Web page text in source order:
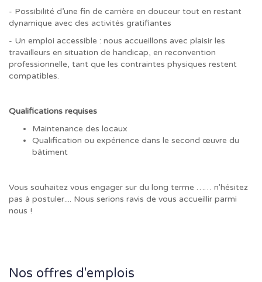
- Possibilité d’une fin de carrière en douceur tout en restant
dynamique avec des activités gratifiantes
- Un emploi accessible : nous accueillons avec plaisir les
travailleurs en situation de handicap, en reconvention
professionnelle, tant que les contraintes physiques restent
compatibles.
Qualifications requises
Maintenance des locaux
Qualification ou expérience dans le second œuvre du
bâtiment
Vous souhaitez vous engager sur du long terme …… n'hésitez
pas à postuler.... Nous serions ravis de vous accueillir parmi
nous !
Nos offres d'emplois